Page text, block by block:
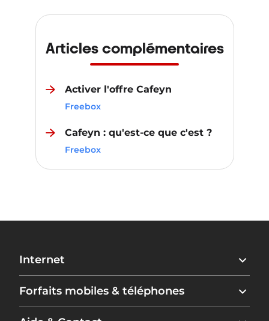
Articles complémentaires
Activer l'offre Cafeyn
Freebox
Cafeyn : qu'est-ce que c'est ?
Freebox
Internet
Freebox Ultra Essentiel
Forfaits mobiles & téléphones